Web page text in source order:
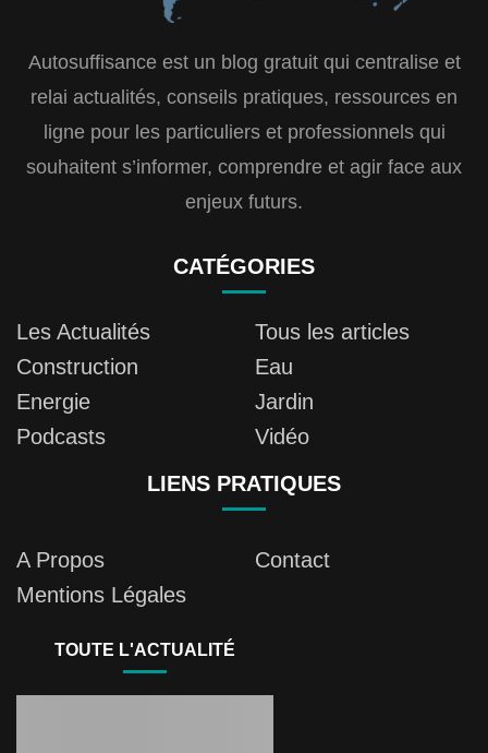
Autosuffisance est un blog gratuit qui centralise et
relai actualités, conseils pratiques, ressources en
ligne pour les particuliers et professionnels qui
souhaitent s’informer, comprendre et agir face aux
enjeux futurs.
CATÉGORIES
Les Actualités
Tous les articles
Construction
Eau
Energie
Jardin
Podcasts
Vidéo
LIENS PRATIQUES
A Propos
Contact
Mentions Légales
TOUTE L'ACTUALITÉ